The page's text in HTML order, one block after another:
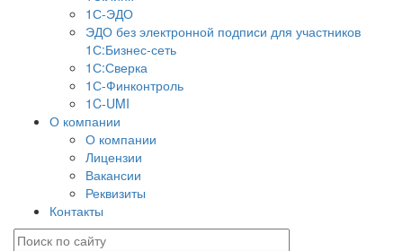
1С-ЭДО
ЭДО без электронной подписи для участников
1С:Бизнес-сеть
1С:Сверка
1С-Финконтроль
1C-UMI
О компании
О компании
Лицензии
Вакансии
Реквизиты
Контакты